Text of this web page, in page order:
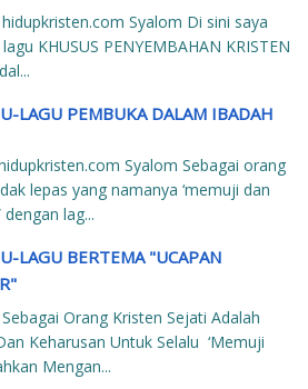
Syalom Di sini saya
KHUSUS PENYEMBAHAN KRISTEN
LAGU PEMBUKA DALAM IBADAH
Syalom Sebagai orang
lepas yang namanya ‘memuji dan
lag...
LAGU BERTEMA "UCAPAN
Orang Kristen Sejati Adalah
Keharusan Untuk Selalu ‘Memuji
Mengan...